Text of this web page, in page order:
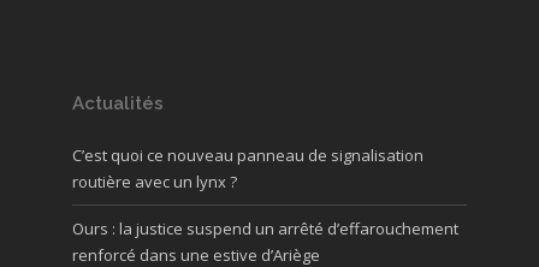
Actualités
C’est quoi ce nouveau panneau de signalisation
routière avec un lynx ?
Ours : la justice suspend un arrêté d’effarouchement
renforcé dans une estive d’Ariège